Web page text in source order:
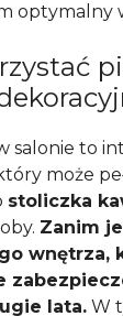
optymalny
salonie to
może
stoliczka
Zanim
wnętrza,
lata. W